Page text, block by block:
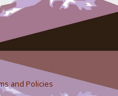
and Policies